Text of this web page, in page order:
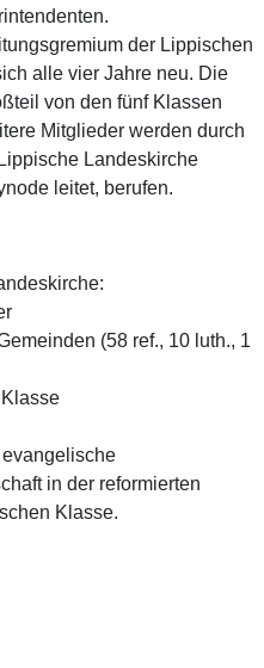
der Lippischen
alle vier Jahre neu. Die
von den fünf Klassen
Mitglieder werden durch
Landeskirche
leitet, berufen.
(58 ref., 10 luth., 1
in der reformierten
Klasse.